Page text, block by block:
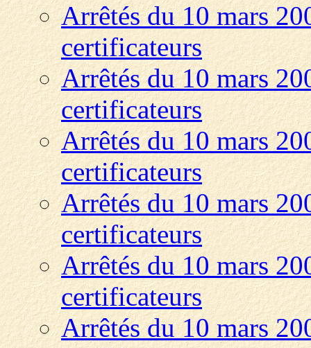
Arrêtés du 10 mars
certificateurs
Arrêtés du 10 mars
certificateurs
Arrêtés du 10 mars
certificateurs
Arrêtés du 10 mars
certificateurs
Arrêtés du 10 mars
certificateurs
Arrêtés du 10 mars